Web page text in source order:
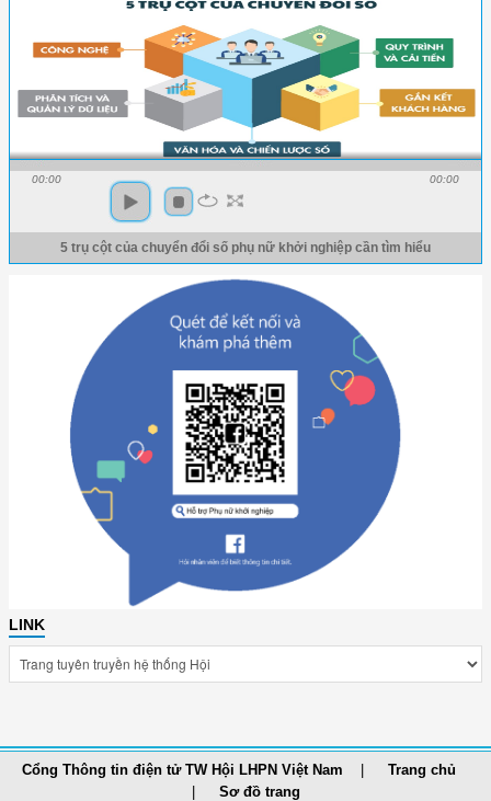
00:00 00:00
5 trụ cột của chuyển đổi số phụ nữ khởi nghiệp cần tìm hiểu
LINK
Cổng Thông tin điện tử TW Hội LHPN Việt Nam
Trang chủ
Sơ đồ trang